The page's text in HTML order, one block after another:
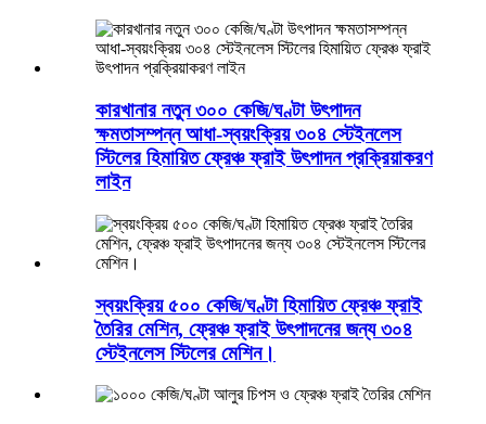
কারখানার নতুন ৩০০ কেজি/ঘণ্টা উৎপাদন
ক্ষমতাসম্পন্ন আধা-স্বয়ংক্রিয় ৩০৪ স্টেইনলেস
স্টিলের হিমায়িত ফ্রেঞ্চ ফ্রাই উৎপাদন প্রক্রিয়াকরণ
লাইন
স্বয়ংক্রিয় ৫০০ কেজি/ঘণ্টা হিমায়িত ফ্রেঞ্চ ফ্রাই
তৈরির মেশিন, ফ্রেঞ্চ ফ্রাই উৎপাদনের জন্য ৩০৪
স্টেইনলেস স্টিলের মেশিন।